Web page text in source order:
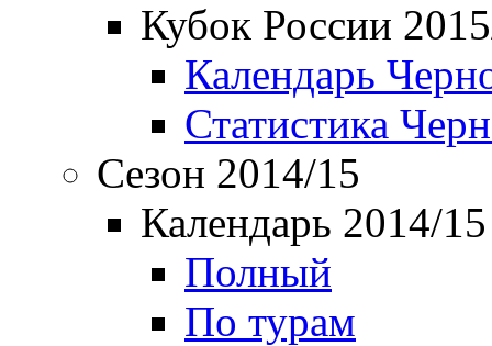
Кубок России
Календарь
Статистика
Сезон 2014/15
Календарь 2014/15
Полный
По турам